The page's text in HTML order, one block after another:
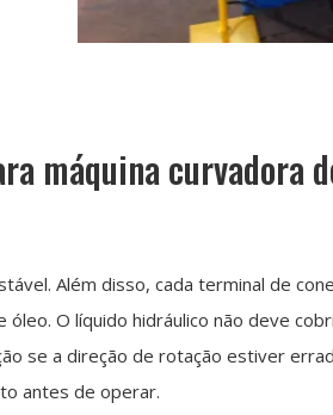
máquina curvadora
Além disso, cada terminal de
O líquido hidráulico não deve
se a direção de rotação estiver
antes de operar.